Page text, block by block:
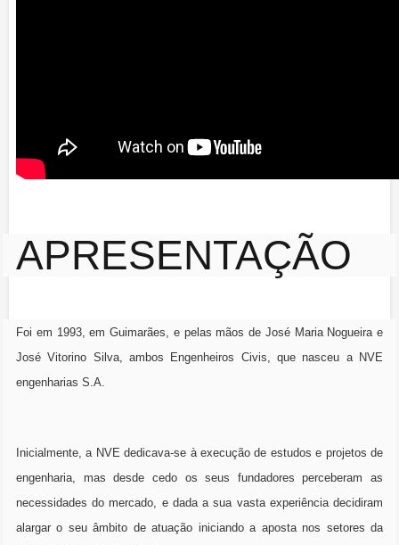
APRESENTAÇÃO
Foi em 1993, em Guimarães, e pelas mãos de José Maria Nogueira e
José Vitorino Silva, ambos Engenheiros Civis, que nasceu a NVE
engenharias S.A.
Inicialmente, a NVE dedicava-se à execução de estudos e projetos de
engenharia, mas desde cedo os seus fundadores perceberam as
necessidades do mercado, e dada a sua vasta experiência decidiram
alargar o seu âmbito de atuação iniciando a aposta nos setores da